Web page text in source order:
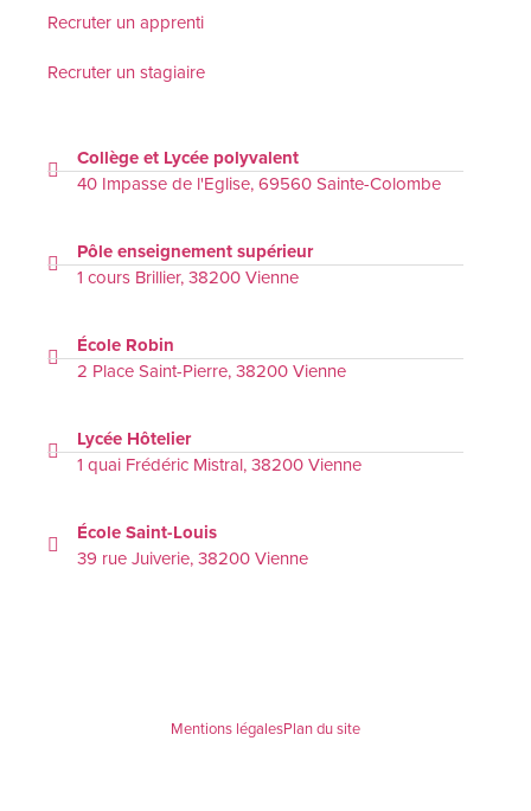
Recruter un apprenti
Recruter un stagiaire
Collège et Lycée polyvalent
40 Impasse de l'Eglise, 69560 Sainte-Colombe
Pôle enseignement supérieur
1 cours Brillier, 38200 Vienne
École Robin
2 Place Saint-Pierre, 38200 Vienne
Lycée Hôtelier
1 quai Frédéric Mistral, 38200 Vienne
École Saint-Louis
39 rue Juiverie, 38200 Vienne
Mentions légalesPlan du site